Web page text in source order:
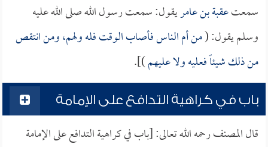
سمعتعقبة بن عامريقول: سمعت رسول الله صلى الله عليه
وسلم يقول: (من أم الناس فأصاب الوقت فله ولهم، ومن انتقص
من ذلك شيئاً فعليه ولا عليهم)].
باب في كراهية التدافع على الإمامة
قال المصنف رحمه الله تعالى: [باب في كراهية التدافع على الإمامة